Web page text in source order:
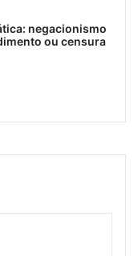
negacionismo
ou censura